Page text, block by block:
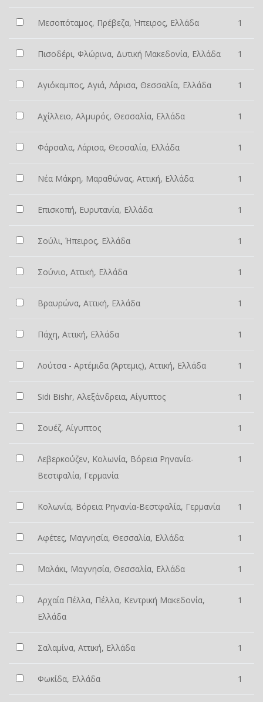
Μεσοπόταμος, Πρέβεζα, Ήπειρος, Ελλάδα 1
Πισοδέρι, Φλώρινα, Δυτική Μακεδονία, Ελλάδα 1
Αγιόκαμπος, Αγιά, Λάρισα, Θεσσαλία, Ελλάδα 1
Αχίλλειο, Αλμυρός, Θεσσαλία, Ελλάδα 1
Φάρσαλα, Λάρισα, Θεσσαλία, Ελλάδα 1
Νέα Μάκρη, Μαραθώνας, Αττική, Ελλάδα 1
Επισκοπή, Ευρυτανία, Ελλάδα 1
Σούλι, Ήπειρος, Ελλάδα 1
Σούνιο, Αττική, Ελλάδα 1
Βραυρώνα, Αττική, Ελλάδα 1
Πάχη, Αττική, Ελλάδα 1
Λούτσα - Αρτέμιδα (Άρτεμις), Αττική, Ελλάδα 1
Sidi Bishr, Αλεξάνδρεια, Αίγυπτος 1
Σουέζ, Αίγυπτος 1
Λεβερκούζεν, Κολωνία, Βόρεια Ρηνανία-
Βεστφαλία, Γερμανία
1
Κολωνία, Βόρεια Ρηνανία-Βεστφαλία, Γερμανία 1
Αφέτες, Μαγνησία, Θεσσαλία, Ελλάδα 1
Μαλάκι, Μαγνησία, Θεσσαλία, Ελλάδα 1
Αρχαία Πέλλα, Πέλλα, Κεντρική Μακεδονία,
Ελλάδα
1
Σαλαμίνα, Αττική, Ελλάδα 1
Φωκίδα, Ελλάδα 1